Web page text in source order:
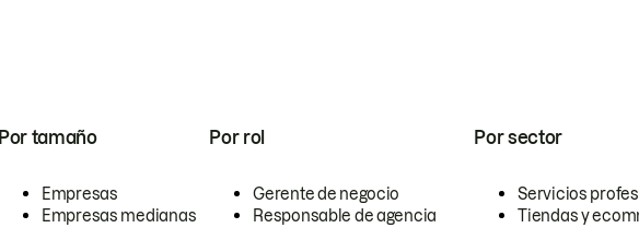
Por tamaño
Empresas
Empresas medianas
Por rol
Gerente de negocio
Responsable de agencia
Por sector
Servicios
Tiendas y